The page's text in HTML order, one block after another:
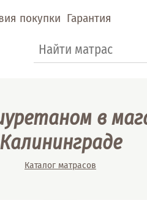
покупки Гарантия
Форма поиска
Поиск
в
Калининграде
Вы здесь
Каталог матрасов